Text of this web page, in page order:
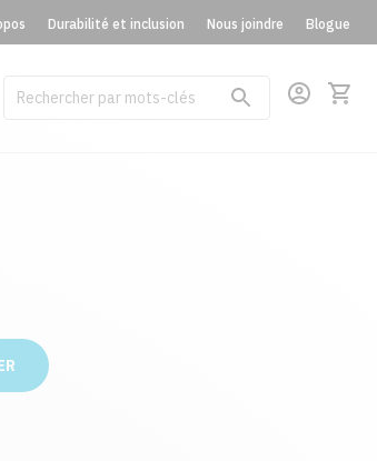
Durabilité et inclusion Nous joindre Blogue